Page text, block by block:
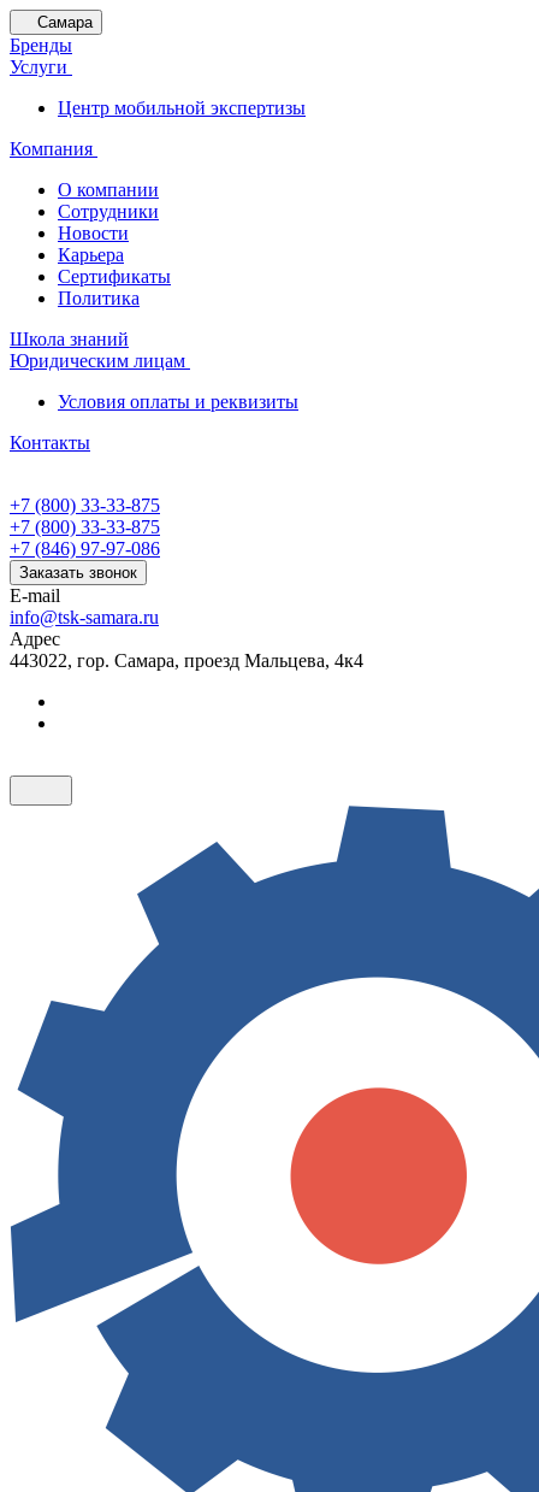
Самара
Бренды
Услуги
Центр мобильной экспертизы
Компания
О компании
Сотрудники
Новости
Карьера
Сертификаты
Политика
Школа знаний
Юридическим лицам
Условия оплаты и реквизиты
Контакты
+7 (800) 33-33-875
+7 (800) 33-33-875
+7 (846) 97-97-086
Заказать звонок
E-mail
info@tsk-samara.ru
Адрес
443022, гор. Самара, проезд Мальцева, 4к4